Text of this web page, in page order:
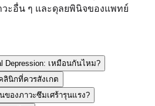
วะอื่น ๆ และดุลยพินิจของแพทย์
Depression: เหมือนกันไหม?
ลินิกที่ควรสังเกต
ของภาวะซึมเศร้ารุนแรง?